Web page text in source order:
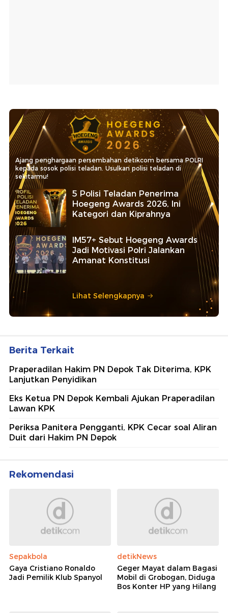
Ajang penghargaan persembahan detikcom bersama POLRI
kepada sosok polisi teladan. Usulkan polisi teladan di
sekitarmu!
5 Polisi Teladan Penerima
Hoegeng Awards 2026, Ini
Kategori dan Kiprahnya
IM57+ Sebut Hoegeng Awards
Jadi Motivasi Polri Jalankan
Amanat Konstitusi
Lihat Selengkapnya
Berita Terkait
Praperadilan Hakim PN Depok Tak Diterima, KPK
Lanjutkan Penyidikan
Eks Ketua PN Depok Kembali Ajukan Praperadilan
Lawan KPK
Periksa Panitera Pengganti, KPK Cecar soal Aliran
Duit dari Hakim PN Depok
Rekomendasi
Sepakbola
Gaya Cristiano Ronaldo
Jadi Pemilik Klub Spanyol
detikNews
Geger Mayat dalam Bagasi
Mobil di Grobogan, Diduga
Bos Konter HP yang Hilang